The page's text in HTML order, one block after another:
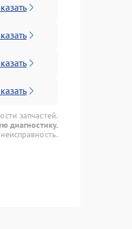
запчастей.
диагностику.